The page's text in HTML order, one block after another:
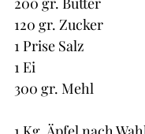
120 gr. Zucker
1 Prise Salz
1 Ei
300 gr. Mehl